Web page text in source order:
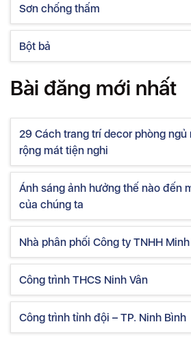
Sơn chống thấm
Bột bả
Bài đăng mới nhất
29 Cách trang trí decor phòng
rộng mát tiện nghi
Ánh sáng ảnh hưởng thế nào đến
của chúng ta
Nhà phân phối Công ty TNHH
Công trình THCS Ninh Vân
Công trình tỉnh đội – TP. Ninh Bình